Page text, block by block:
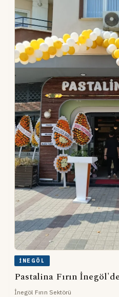
İNEGÖL
Pastalina Fırın
İnegöl Fırın Sektörü